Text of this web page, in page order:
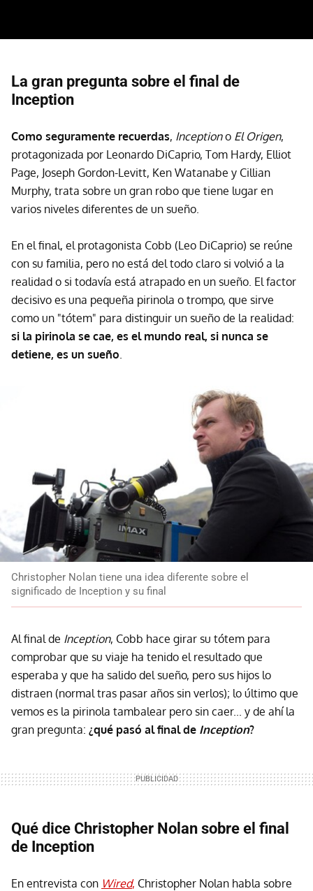
La gran pregunta sobre el final de
Inception
Como seguramente recuerdas, Inceptiono El Origen,
protagonizada por Leonardo DiCaprio, Tom Hardy, Elliot
Page, Joseph Gordon-Levitt, Ken Watanabe y Cillian
Murphy, trata sobre un gran robo que tiene lugar en
varios niveles diferentes de un sueño.
En el final, el protagonista Cobb (Leo DiCaprio) se reúne
con su familia, pero no está del todo claro si volvió a la
realidad o si todavía está atrapado en un sueño. El factor
decisivo es una pequeña pirinola o trompo, que sirve
como un "tótem" para distinguir un sueño de la realidad:
si la pirinola se cae, es el mundo real, si nunca se
detiene, es un sueño
Christopher Nolan tiene una idea diferente sobre el
significado de Inception y su final
Al final de Inception, Cobb hace girar su tótem para
comprobar que su viaje ha tenido el resultado que
esperaba y que ha salido del sueño, pero sus hijos lo
distraen (normal tras pasar años sin verlos); lo último que
vemos es la pirinola tambalear pero sin caer... y de ahí la
gran pregunta: ¿qué pasó al final de Inception?
Qué dice Christopher Nolan sobre el final
de Inception
En entrevista con Wired, Christopher Nolan habla sobre